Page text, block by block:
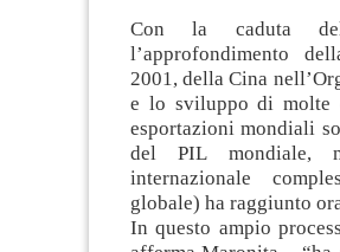
Con la caduta
l’approfondimento
2001, della Cina
e lo sviluppo di molte
esportazioni mondiali
del PIL mondiale,
internazionale
globale) ha raggiunto
In questo ampio